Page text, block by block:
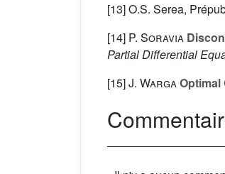
[13] O.S. Serea,
[14] P. Soravia
Partial Differential
[15]J. Warga